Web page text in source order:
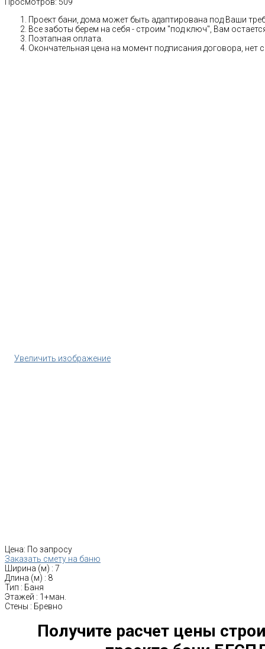
Проект бани, дома может быть адаптирована под Ваши
Все заботы берем на себя - строим "под ключ", Вам
Поэтапная оплата.
Окончательная цена на момент подписания договора, нет
Увеличить изображение
Цена: По запросу
Заказать смету на баню
Ширина (м) : 7
Длина (м) : 8
Тип : Баня
Этажей : 1+ман.
Стены : Бревно
Получите расчет цены